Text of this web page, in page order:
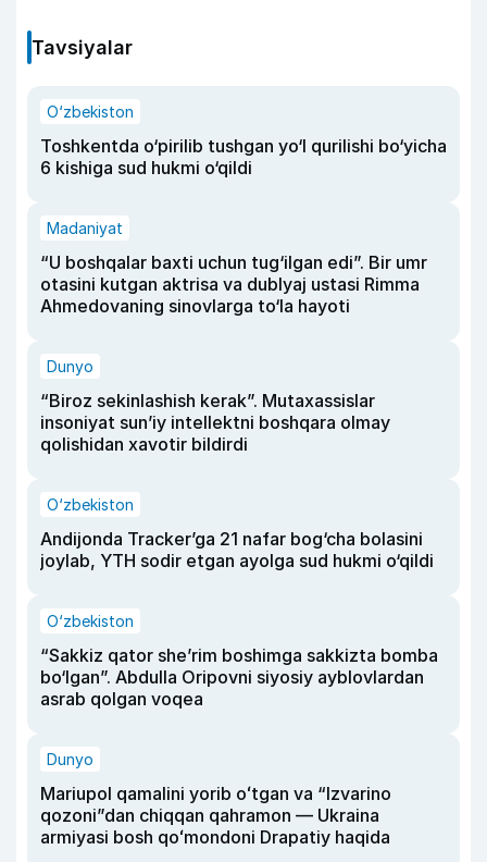
Tavsiyalar
O‘zbekiston
Toshkentda o‘pirilib tushgan yo‘l qurilishi bo‘yicha
6 kishiga sud hukmi o‘qildi
Madaniyat
“U boshqalar baxti uchun tug‘ilgan edi”. Bir umr
otasini kutgan aktrisa va dublyaj ustasi Rimma
Ahmedovaning sinovlarga to‘la hayoti
Dunyo
“Biroz sekinlashish kerak”. Mutaxassislar
insoniyat sun’iy intellektni boshqara olmay
qolishidan xavotir bildirdi
O‘zbekiston
Andijonda Tracker’ga 21 nafar bog‘cha bolasini
joylab, YTH sodir etgan ayolga sud hukmi o‘qildi
O‘zbekiston
“Sakkiz qator she’rim boshimga sakkizta bomba
bo‘lgan”. Abdulla Oripovni siyosiy ayblovlardan
asrab qolgan voqea
Dunyo
Mariupol qamalini yorib oʻtgan va “Izvarino
qozoni”dan chiqqan qahramon — Ukraina
armiyasi bosh qoʻmondoni Drapatiy haqida